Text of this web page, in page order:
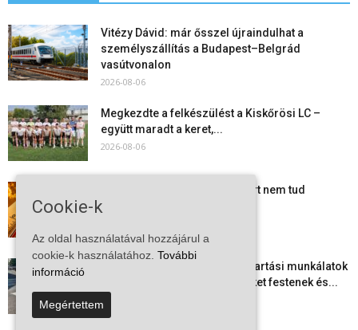
Vitézy Dávid: már ősszel újraindulhat a
személyszállítás a Budapest–Belgrád
vasútvonalon
2026-08-06
Megkezdte a felkészülést a Kiskőrösi LC –
együtt maradt a keret,...
2026-08-06
Mi történik Európa felett? Ezért nem tud
szabadulni a kontinens a...
Folyamatosak a nyári karbantartási munkálatok
Kiskőrösön – útburkolati jeleket festenek és...
Cookie-k
Az oldal használatával hozzájárul a
cookie-k használatához. További
információ
Megértettem